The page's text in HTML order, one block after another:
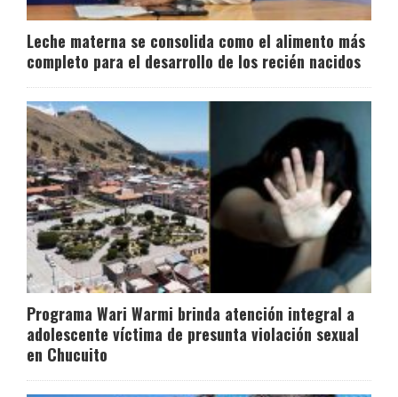
Leche materna se consolida como el alimento más
completo para el desarrollo de los recién nacidos
Programa Wari Warmi brinda atención integral a
adolescente víctima de presunta violación sexual
en Chucuito